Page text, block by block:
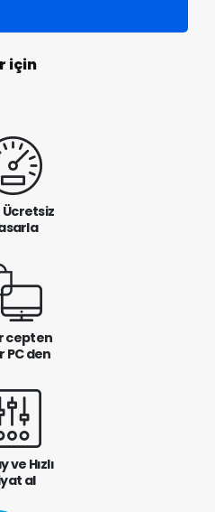
için
Ücretsiz
cepten
PC den
ve Hızlı
al